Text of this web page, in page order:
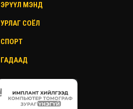
ЭРҮҮЛ МЭНД
УРЛАГ СОЁЛ
СПОРТ
ГАДААД